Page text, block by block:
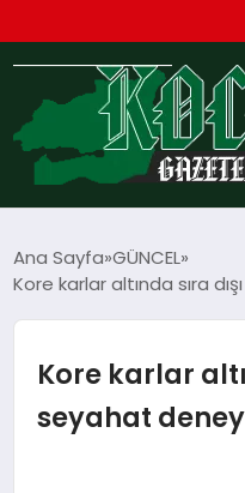
EKONOMI
SPOR
Ana Sayfa GÜNCEL
Kore karlar altında sıra
Kore karlar
seyahat